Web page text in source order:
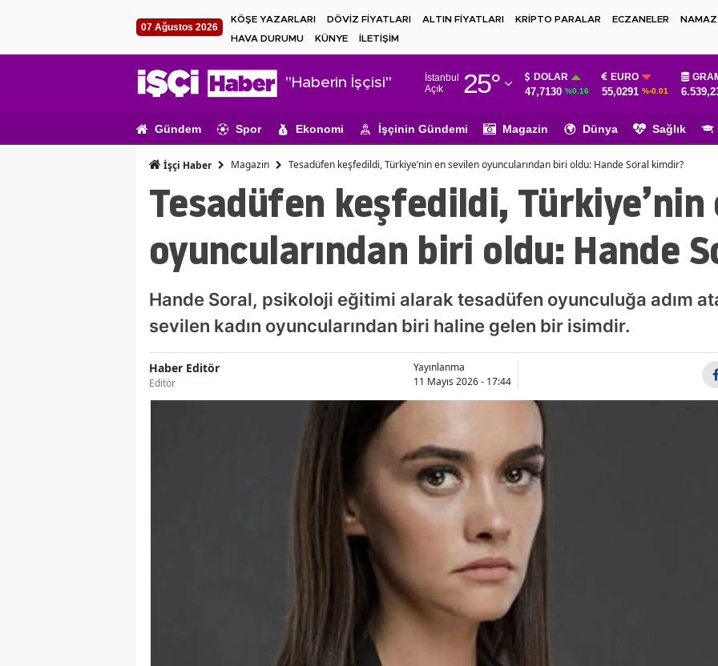
07 Ağustos 2026
KÖŞE YAZARLARI DÖVİZ FİYATLARI ALTIN FİYATLARI KRİPTO PARALAR ECZANELER
NAMAZ
HAVA DURUMU
KÜNYE İLETİŞİM
"Haberin İşçisi"
İstanbul
Açık
25°
Adıyaman
Ağrı
Ankara
Antalya
Aydın
Bilecik
Bitlis
Bolu
Burdur
Bursa
Çanakkale
Çankırı
Çorum
DOLAR
47,7130 %0.16
EURO
55,0291 %-0.01
Gündem Spor Ekonomi İşçinin Gündemi Magazin Dünya Sağlık
İşçi Haber Magazin Tesadüfen keşfedildi, Türkiye’nin en sevilen oyuncularından biri oldu: Hande Soral kimdir?
Tesadüfen keşfedildi, Türkiye’nin
oyuncularından biri oldu: Hande
Hande Soral, psikoloji eğitimi alarak tesadüfen oyunculuğa adım
sevilen kadın oyuncularından biri haline gelen bir isimdir.
Haber Editör
Editör
Yayınlanma
11 Mayıs 2026 - 17:44